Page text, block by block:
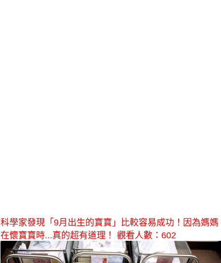
科學家發現「9月出生的寶寶」比較容易成功！因為媽媽
在懷寶寶時...真的超有道理！ 觀看人數：602